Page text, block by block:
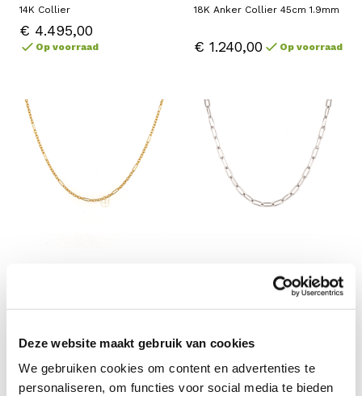
Deze website maakt gebruik van cookies
We gebruiken cookies om content en advertenties te
personaliseren, om functies voor social media te bieden
14K Collier
€ 4.495,00
Op voorraad
18K Anker Collier 45cm 1.9mm
€ 1.240,00 Op voorraad
14K Figaro Collier
€ 650,00 Op voorraad
Eugene van Baal
14K Paperclip Collier
Op voorraad